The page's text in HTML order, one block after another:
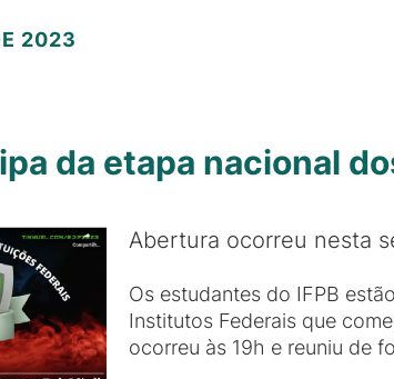
2023
da etapa nacional
Abertura ocorreu nesta
Os estudantes do IFPB
Institutos Federais que
ocorreu às 19h e reuniu de